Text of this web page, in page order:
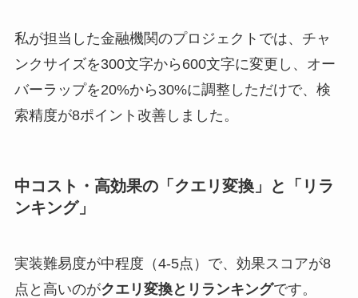
私が担当した金融機関のプロジェクトでは、チャ
ンクサイズを300文字から600文字に変更し、オー
バーラップを20%から30%に調整しただけで、検
索精度が8ポイント改善しました。
中コスト・高効果の「クエリ変換」と「リラ
ンキング」
実装難易度が中程度（4-5点）で、効果スコアが8
点と高いのがクエリ変換とリランキングです。